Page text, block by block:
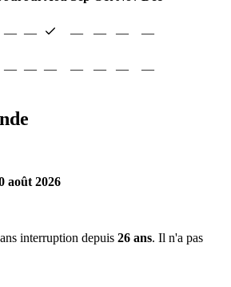
— — — — —
—
— — — — — —
—
août 2026
interruption depuis 26 ans. Il n'a pas